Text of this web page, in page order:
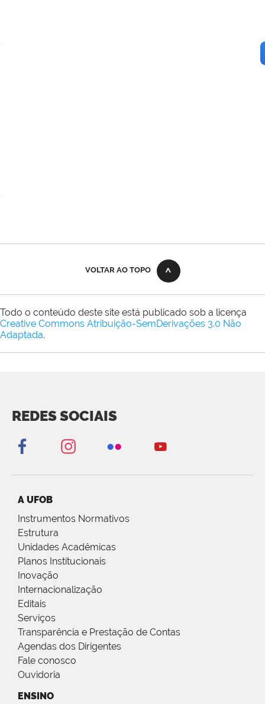
VOLTAR AO TOPO
Todo o conteúdo deste site está publicado sob a licença
Creative Commons Atribuição-SemDerivações 3.0 Não
Adaptada.
REDES SOCIAIS
A UFOB
Instrumentos Normativos
Estrutura
Unidades Acadêmicas
Planos Institucionais
Inovação
Internacionalização
Editais
Serviços
Transparência e Prestação de Contas
Agendas dos Dirigentes
Fale conosco
Ouvidoria
ENSINO